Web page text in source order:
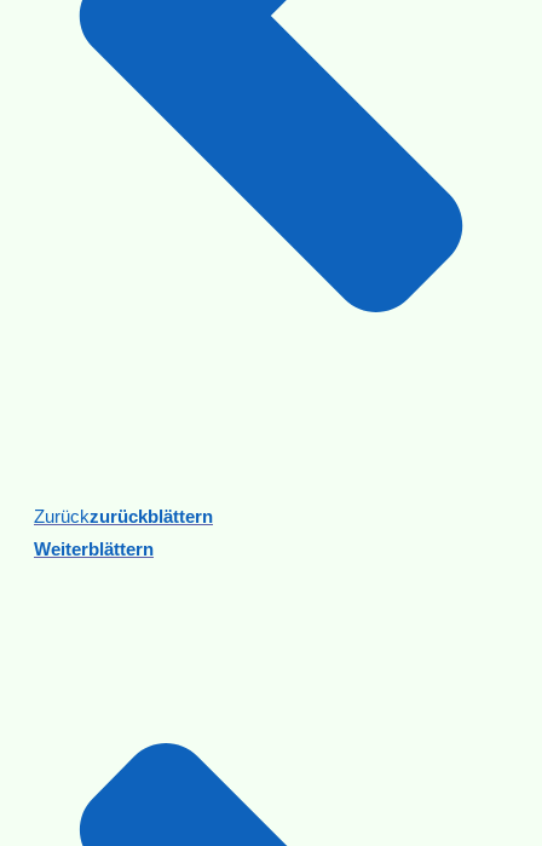
ZurückZurückblättern
Weiterblättern